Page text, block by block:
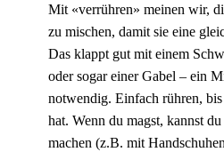
Mit «verrühren» meinen wir,
zu mischen, damit sie eine
Das klappt gut mit einem
oder sogar einer Gabel – ein
notwendig. Einfach rühren,
hat. Wenn du magst, kannst
machen (z.B. mit